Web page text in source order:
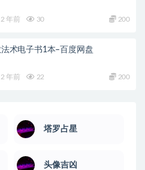
2 年前 30 200
术电子书1本–百度网盘
2 年前 22 200
塔罗占星
头像吉凶